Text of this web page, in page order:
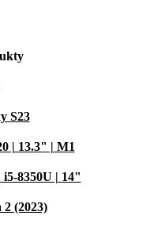
S23
| 13.3" | M1
8350U | 14"
(2023)